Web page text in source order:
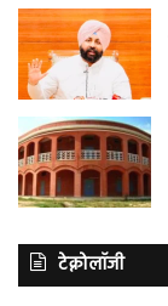
टेक्नोलॉजी